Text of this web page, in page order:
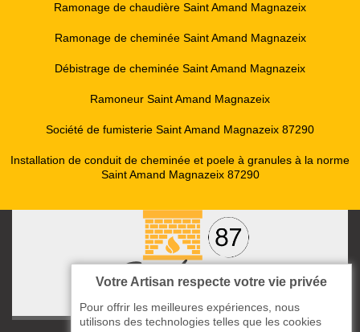
Ramonage de chaudière Saint Amand Magnazeix
Ramonage de cheminée Saint Amand Magnazeix
Débistrage de cheminée Saint Amand Magnazeix
Ramoneur Saint Amand Magnazeix
Société de fumisterie Saint Amand Magnazeix 87290
Installation de conduit de cheminée et poele à granules à la norme
Saint Amand Magnazeix 87290
Votre Artisan respecte votre vie privée
Pour offrir les meilleures expériences, nous
utilisons des technologies telles que les cookies